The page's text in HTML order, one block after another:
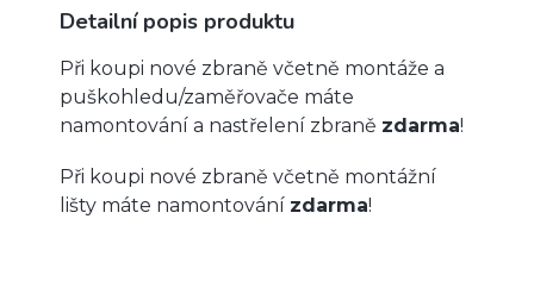
Detailní popis produktu
Při koupi nové zbraně včetně montáže a
puškohledu/zaměřovače máte
namontování a nastřelení zbraně zdarma!
Při koupi nové zbraně včetně montážní
lišty máte namontování zdarma!